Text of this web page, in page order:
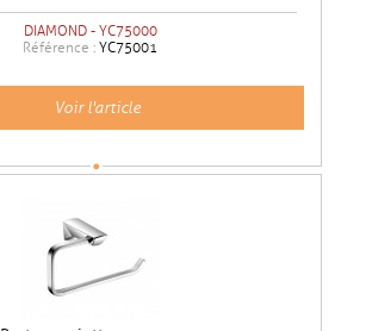
DIAMOND - YC75000
Référence :YC75001
Voir l'article